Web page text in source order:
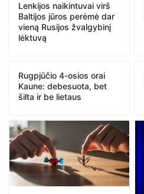
Lenkijos naikintuvai virš
Baltijos jūros perėmė dar
vieną Rusijos žvalgybinį
lėktuvą
Rugpjūčio 4-osios orai
Kaune: debesuota, bet
šilta ir be lietaus